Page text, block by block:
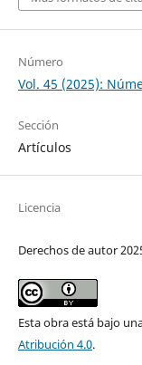
Número
Vol. 45 (2025):
Sección
Artículos
Licencia
Derechos de autor
Esta obra está bajo
Atribución 4.0.